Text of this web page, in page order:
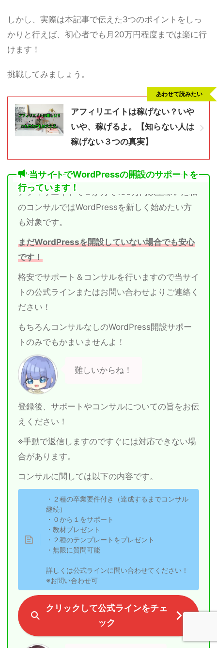
しかし、実際は本記事で伝えた3つのポイントをしっ
かりと行えば、初心者でも月20万円程度までは楽に行
けます！
挑戦してみましょう。
アフィリエイトは稼げない？いや
いや、稼げるよ。【知らない人は
稼げない３つの真実】
あわせて読みたい
当サイトでWordPressの開設のサポートを
行っています！
アフィリエイトで３か月で100万円以上稼いだ私
のコンサルではWordPressを新しく始めたい方
も対象です。
まだWordPressを開設していない場合でも安心
です！
格安でサポート＆コンサルを行いますので当サイ
トの公式ラインまたはお問い合わせよりご連絡く
ださい！
もちろんコンサルなしのWordPress開設サポー
トのみでもかまいませんよ！
難しいからね！
登録後、サポートやコンサルについての旨をお伝
えください！
※手動で返信しますのですぐには対応できない場
合があります。
コンサルに関しては以下の内容です。
・２種の卒業要件付き（達成するまでコンサル
継続）
・０から１をサポート
・教材プレゼント
・２種のテンプレートをプレゼント
・無限に質問可能
詳しくは公式ラインに問い合わせてください！
※お問い合わせ可
クリックして公式ラインをチェ
ック